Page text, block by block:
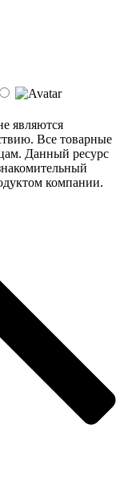
являются
Все товарные
Данный ресурс
компании.